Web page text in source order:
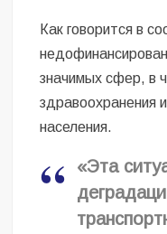
Как говорится в
значимых сфер, в
здравоохранения
населения.
«Эта